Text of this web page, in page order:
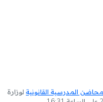
المدرسية القانونية لوزارة